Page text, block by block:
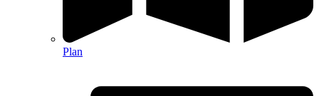
Plan